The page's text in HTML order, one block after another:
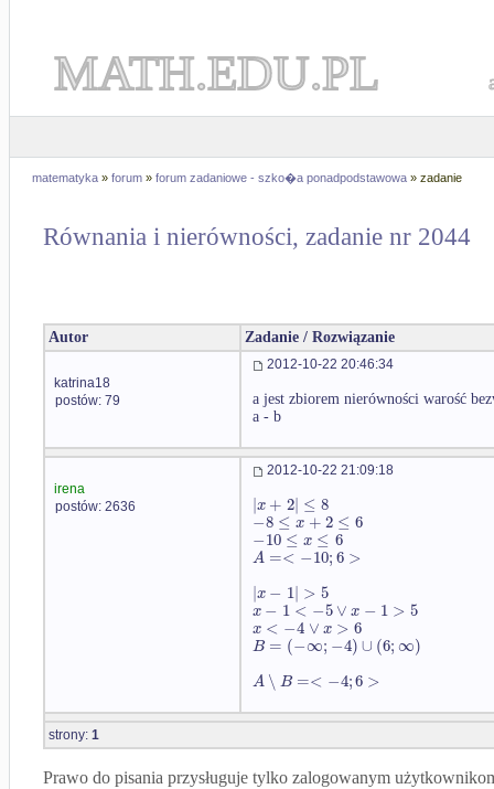
MATH.EDU.PL
matematyka » forum » forum zadaniowe - szko�a ponadpodstawowa » zadanie
Równania i nierówności, zadanie nr 2044
Autor Zadanie / Rozwiązanie
katrina18
postów: 79
2012-10-22 20:46:34
a jest zbiorem nierówności warość
a - b
irena
postów: 2636
2012-10-22 21:09:18
|x+ 2| ≤ 8
−8 ≤ x +2 ≤ 6
−10 ≤ x ≤ 6
A =< −10;6 >
|x− 1| > 5
x− 1 < −5∨ x − 1 > 5
x < −4 ∨x > 6
B = (−∞; −4)∪ (6;∞)
A∖ B =< −4;6 >
strony: 1
Prawo do pisania przysługuje tylko zalogowanym